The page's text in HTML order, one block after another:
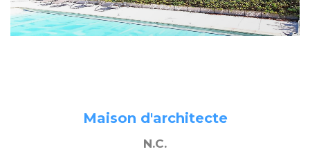
Maison d'architecte
N.C.